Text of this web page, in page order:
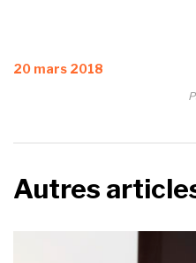
Publié
20 mars 2018
Autres